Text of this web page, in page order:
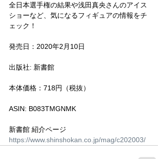
全日本選手権の結果や浅田真央さんのアイス
ショーなど、気になるフィギュアの情報をチ
ェック！
発売日：2020年2月10日
出版社: 新書館
本体価格：718円（税抜）
ASIN: B083TMGNMK
新書館 紹介ページ
https://www.shinshokan.co.jp/mag/c202003/